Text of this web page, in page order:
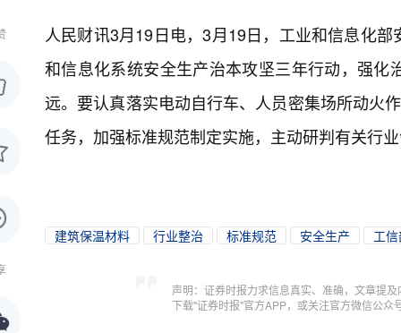
人民财讯3月19日电，3月19日，工业和信息化
和信息化系统安全生产治本攻坚三年行动，强
远。要认真落实电动自行车、人员密集场所动火
任务，加强标准规范制定实施，主动研判有关行
建筑保温材料 行业整治 标准规范 安全生产 工
声明：证券时报力求信息真实、准确，文章提
下载"证券时报"官方APP，或关注官方微信公